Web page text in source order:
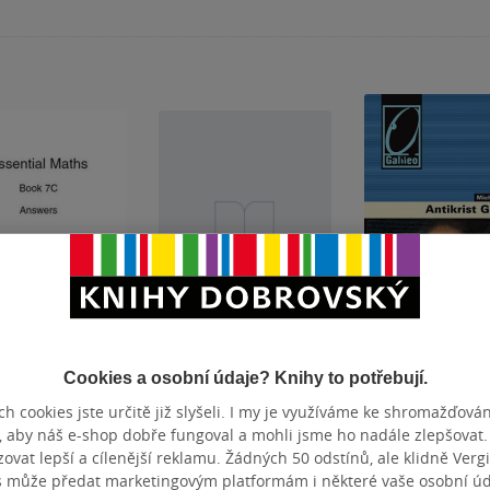
Maths 7C
,Michael
vazba
Leonardo
Michael White
0.0
z
5
hvězdiček
měkká vazba
Nedostupné
Antikrist Galileo
Michael White
0.0
z
5
hvězdiček
pevná vazba
Cookies a osobní údaje? Knihy to potřebují.
cookies jste určitě již slyšeli. I my je využíváme ke
aby náš e-shop dobře fungoval a mohli jsme ho nadále zlepšovat.
lepší a cílenější reklamu. Žádných 50 odstínů, ale klidně
může předat marketingovým platformám i některé vaše osobní